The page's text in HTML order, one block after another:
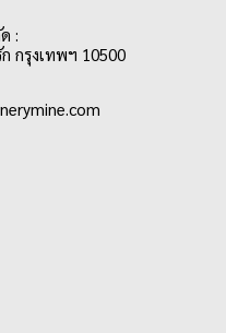
ลากหลายในการสร้างโน๊ต
ลายเซ็นต์สวยงามและจำได้
นชัดและสื่อสารได้ง่าย
:
กรุงเทพฯ 10500